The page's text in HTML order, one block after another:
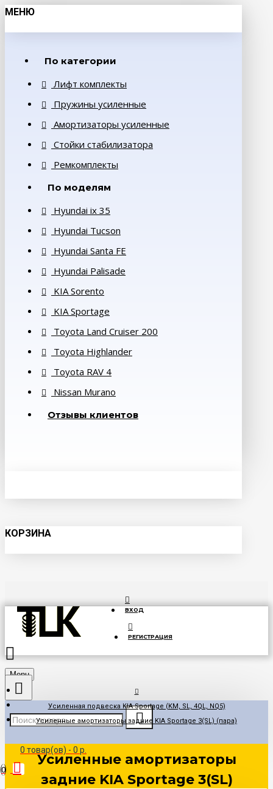
МЕНЮ
По категории
Лифт комплекты
Пружины усиленные
Амортизаторы усиленные
Стойки стабилизатора
Ремкомплекты
По моделям
Hyundai ix 35
Hyundai Tucson
Hyundai Santa FE
Hyundai Palisade
KIA Sorento
KIA Sportage
Toyota Land Cruiser 200
Toyota Highlander
Toyota RAV 4
Nissan Murano
Отзывы клиентов
КОРЗИНА
ВХОД
РЕГИСТРАЦИЯ
Menu
0 товар(ов) - 0 р.
0
Усиленная подвеска KIA Sportage (KM, SL, 4QL, NQ5)
Усиленные амортизаторы задние KIA Sportage 3(SL) (пара)
Усиленные амортизаторы
задние KIA Sportage 3(SL)